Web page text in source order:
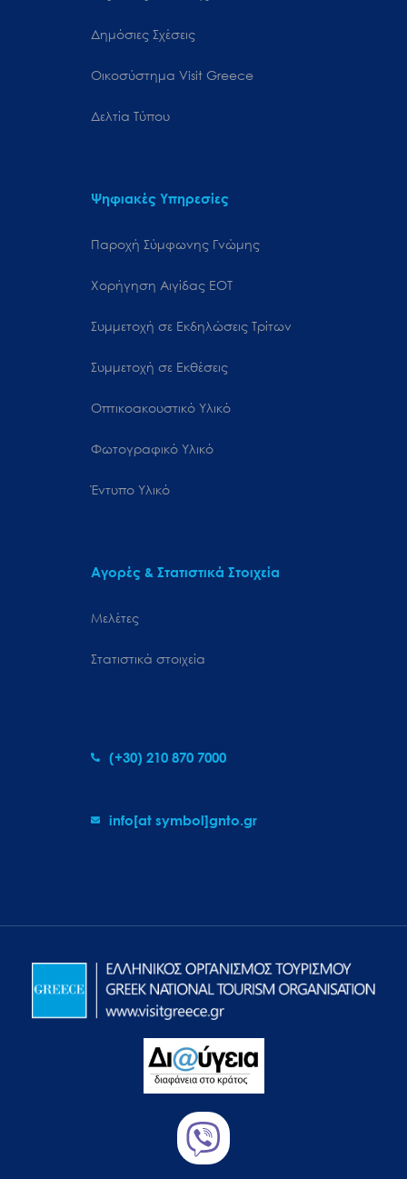
Δημόσιες Σχέσεις
Oικοσύστημα Visit Greece
Δελτία Τύπου
Ψηφιακές Υπηρεσίες
Παροχή Σύμφωνης Γνώμης
Χορήγηση Αιγίδας ΕΟΤ
Συμμετοχή σε Εκδηλώσεις Τρίτων
Συμμετοχή σε Εκθέσεις
Οπτικοακουστικό Υλικό
Φωτογραφικό Υλικό
Έντυπο Υλικό
Αγορές & Στατιστικά Στοιχεία
Μελέτες
Στατιστικά στοιχεία
(+30) 210 870 7000
info[at symbol]gnto.gr